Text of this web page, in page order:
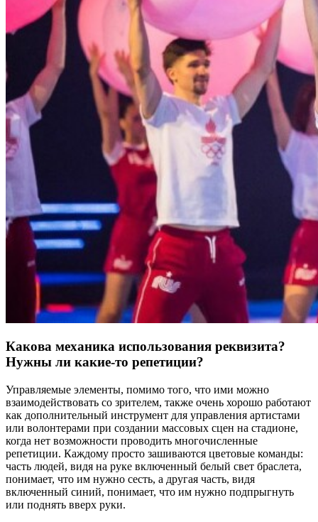
Какова механика использования реквизита?
Нужны ли какие-то репетиции?
Управляемые элементы, помимо того, что ими можно
взаимодействовать со зрителем, также очень хорошо работают
как дополнительный инструмент для управления артистами
или волонтерами при создании массовых сцен на стадионе,
когда нет возможности проводить многочисленные
репетиции. Каждому просто зашиваются цветовые команды:
часть людей, видя на руке включенный белый свет браслета,
понимает, что им нужно сесть, а другая часть, видя
включенный синий, понимает, что им нужно подпрыгнуть
или поднять вверх руки.